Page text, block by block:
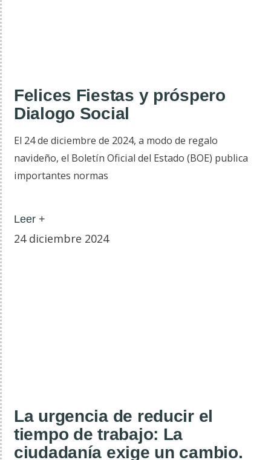
Felices Fiestas y próspero
Dialogo Social
El 24 de diciembre de 2024, a modo de regalo
navideño, el Boletín Oficial del Estado (BOE) publica
importantes normas
Leer +
24 diciembre 2024
La urgencia de reducir el
tiempo de trabajo: La
ciudadanía exige un cambio.